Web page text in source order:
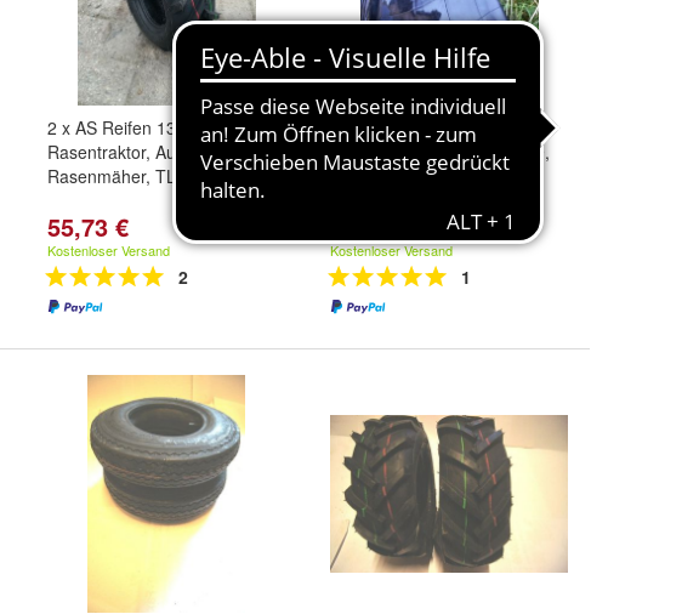
2 x AS Reifen 13x5-00-6 ,
Rasentraktor, Aufsitzmäher,
Rasenmäher, TL, Journey
55,73 €
Kostenloser Versand
2
2 x Schlauch 8-3-36
Luftschlauch f- Reifen RS09,
raktor, 9-5-36, 230/95-36,
Kostenloser Versand
1